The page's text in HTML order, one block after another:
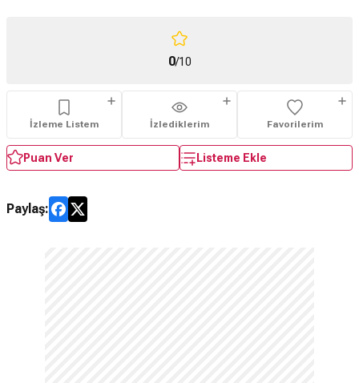
0/10
İzleme Listem İzlediklerim Favorilerim
Puan Ver Listeme Ekle
Paylaş: